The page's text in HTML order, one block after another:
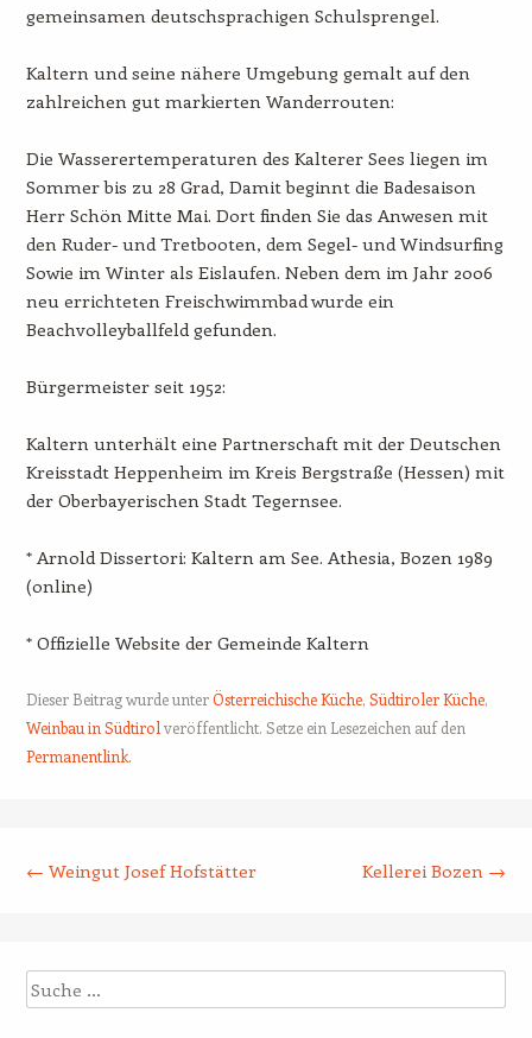
gemeinsamen deutschsprachigen Schulsprengel.
Kaltern und seine nähere Umgebung gemalt auf den
zahlreichen gut markierten Wanderrouten:
Die Wasserertemperaturen des Kalterer Sees liegen im
Sommer bis zu 28 Grad, Damit beginnt die Badesaison
Herr Schön Mitte Mai. Dort finden Sie das Anwesen mit
den Ruder- und Tretbooten, dem Segel- und Windsurfing
Sowie im Winter als Eislaufen. Neben dem im Jahr 2006
neu errichteten Freischwimmbad wurde ein
Beachvolleyballfeld gefunden.
Bürgermeister seit 1952:
Kaltern unterhält eine Partnerschaft mit der Deutschen
Kreisstadt Heppenheim im Kreis Bergstraße (Hessen) mit
der Oberbayerischen Stadt Tegernsee.
* Arnold Dissertori: Kaltern am See. Athesia, Bozen 1989
(online)
* Offizielle Website der Gemeinde Kaltern
Dieser Beitrag wurde unterÖsterreichische Küche, Südtiroler Küche,
Weinbau in Südtirol veröffentlicht. Setze ein Lesezeichen auf den
Permanentlink.
← Weingut Josef Hofstätter Kellerei Bozen →
Suche